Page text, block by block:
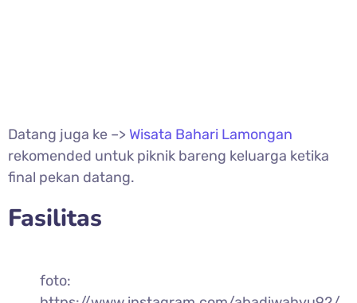
Datang juga ke –> Wisata Bahari Lamongan
rekomended untuk piknik bareng keluarga ketika
final pekan datang.
Fasilitas
foto: